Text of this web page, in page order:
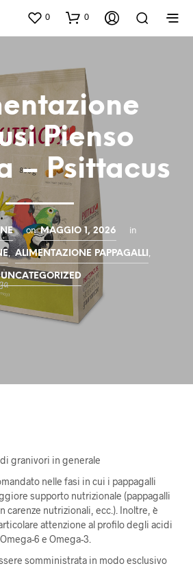
0 0
Pienso
– Psittacus
on MAGGIO 1, 2026 in
, ALIMENTAZIONE PAPPAGALLI
UNCATEGORIZED
granivori in generale
nelle fasi in cui i pappagalli
supporto nutrizionale (pappagalli
carenze nutrizionali, ecc.). Inoltre, è
attenzione al profilo degli acidi
6 e Omega-3.
somministrata in modo esclusivo